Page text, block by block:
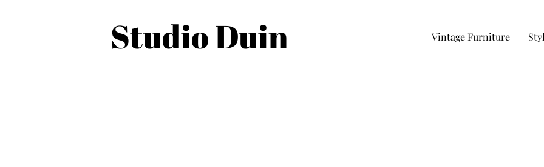
Vintage Furniture
Studio Duin